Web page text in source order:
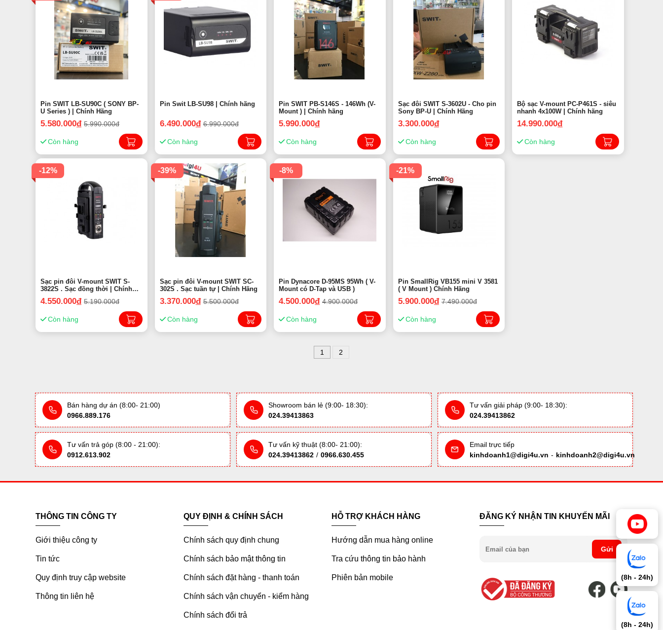
Pin SWIT LB-SU90C ( SONY BP-
U Series ) | Chính Hãng
5.580.000đ 5.990.000đ
Còn hàng
Pin Swit LB-SU98 | Chính hãng
6.490.000đ 6.990.000đ
Còn hàng
Pin SWIT PB-S146S - 146Wh (V-
Mount ) | Chính hãng
5.990.000đ
Còn hàng
Sạc đôi SWIT S-3602U - Cho pin
Sony BP-U | Chính Hãng
3.300.000đ
Còn hàng
Bộ sạc V-mount PC-P461S - siêu
nhanh 4x100W | Chính hãng
14.990.000đ
Còn hàng
-12%
Sạc pin đôi V-mount SWIT S-
3822S . Sạc đồng thời | Chính
Hãng
4.550.000đ 5.190.000đ
Còn hàng
-39%
Sạc pin đôi V-mount SWIT SC-
302S . Sạc tuần tự | Chính Hãng
3.370.000đ 5.500.000đ
Còn hàng
-8%
Pin Dynacore D-95MS 95Wh ( V-
Mount có D-Tap và USB )
4.500.000đ 4.900.000đ
Còn hàng
-21%
Pin SmallRig VB155 mini V 3581
( V Mount ) Chính Hãng
5.900.000đ 7.490.000đ
Còn hàng
1 2
Bán hàng dự án (8:00- 21:00)
0966.889.176
Showroom bán lẻ (9:00- 18:30):
024.39413863
Tư vấn giải pháp (9:00- 18:30):
024.39413862
Tư vấn trả góp (8:00 - 21:00):
0912.613.902
Tư vấn kỹ thuật (8:00- 21:00):
024.39413862 / 0966.630.455
Email trực tiếp
kinhdoanh1@digi4u.vn - kinhdoanh2@digi4u.vn
THÔNG TIN CÔNG TY
Giới thiệu công ty
Tin tức
Quy định truy cập website
Thông tin liên hệ
QUY ĐỊNH & CHÍNH SÁCH
Chính sách quy định chung
Chính sách bảo mật thông tin
Chính sách đặt hàng - thanh toán
Chính sách vận chuyển - kiểm hàng
Chính sách đổi trả
HỖ TRỢ KHÁCH HÀNG
Hướng dẫn mua hàng online
Tra cứu thông tin bảo hành
Phiên bản mobile
ĐĂNG KÝ NHẬN TIN KHUYẾN MÃI
Gửi
(8h - 24h)
(8h - 24h)